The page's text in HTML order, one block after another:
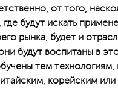
от того,
будут искать
рынка, будет и
будут воспитаны в
тем
корейским